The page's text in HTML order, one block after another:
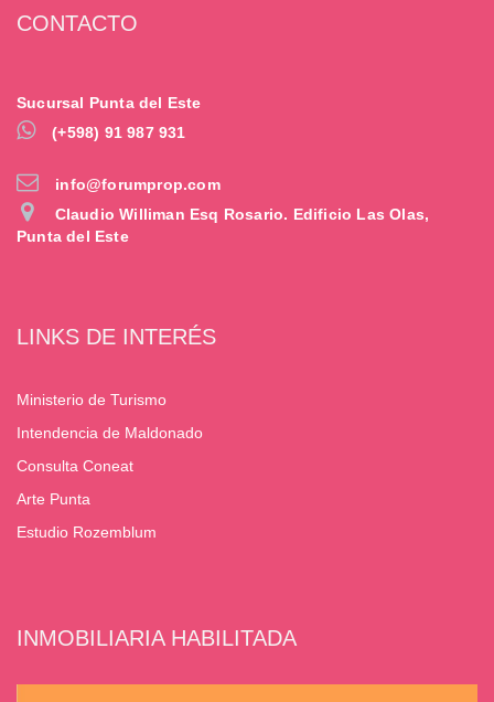
CONTACTO
Sucursal Punta del Este
(+598) 91 987 931
info@forumprop.com
Claudio Williman Esq Rosario. Edificio Las Olas,
Punta del Este
LINKS DE INTERÉS
Ministerio de Turismo
Intendencia de Maldonado
Consulta Coneat
Arte Punta
Estudio Rozemblum
INMOBILIARIA HABILITADA